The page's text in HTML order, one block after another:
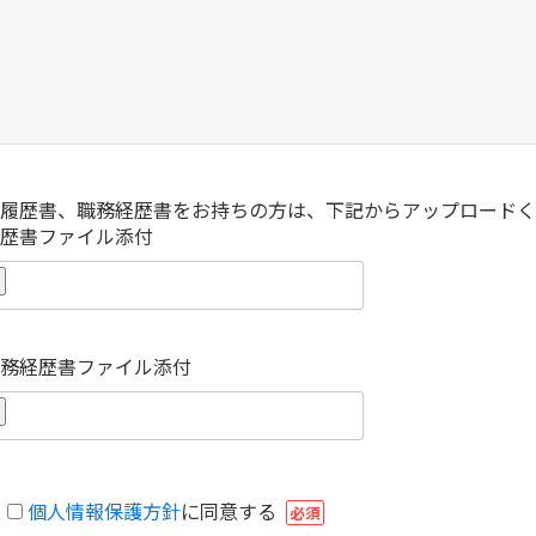
歴書、職務経歴書をお持ちの方は、下記からアップロード
書ファイル添付
経歴書ファイル添付
個人情報保護方針に同意する 必須